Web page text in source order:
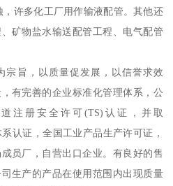
，许多化工厂用作输液配管。其他还
矿物盐水输送配管工程、电气配管
宗旨，以质量促发展，以信誉求效
有完善的企业标准化管理体系，公
注册安全许可(TS)认证，并取
认证，全国工业产品生产许可证，
员厂，自营出口企业。有良好的售
生产的产品在使用范围内出现质量